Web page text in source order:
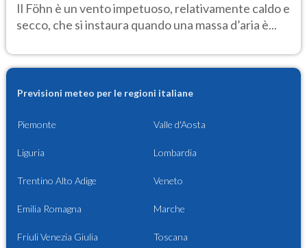
Il Föhn è un vento impetuoso, relativamente caldo e
secco, che si instaura quando una massa d’aria è...
Previsioni meteo per le regioni italiane
Piemonte Valle d'Aosta
Liguria Lombardia
Trentino Alto Adige Veneto
Emilia Romagna Marche
Friuli Venezia Giulia Toscana